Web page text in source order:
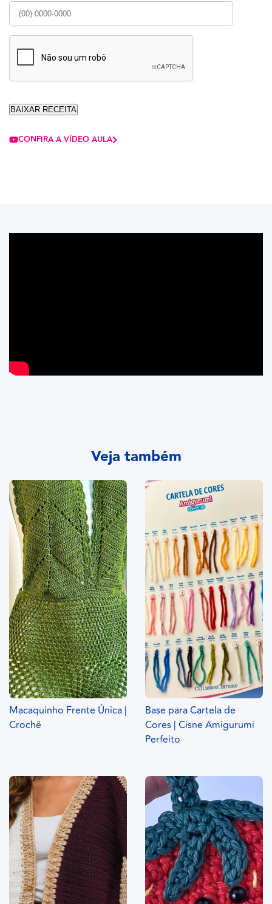
CONFIRA A VÍDEO AULA
Veja também
Macaquinho Frente Única |
Crochê
Base para Cartela de
Cores | Cisne Amigurumi
Perfeito